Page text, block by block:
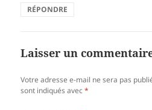
RÉPONDRE
Laisser un
Votre adresse e-mail ne sera pas
sont indiqués avec*